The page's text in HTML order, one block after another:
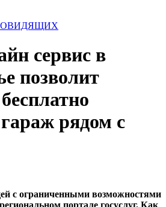
сервис в
позволит
рядом с
с ограниченными возможностями
портале госуслуг. Как